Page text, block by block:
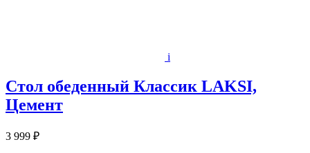
i
Стол обеденный Классик LAKSI,
Цемент
3 999 ₽